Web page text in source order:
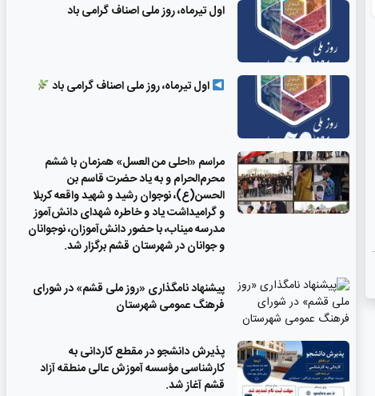
اول تیرماه، روز ملی اصناف گرامی باد
اول تیرماه، روز ملی اصناف گرامی باد
مراسم «احلی من العسل» همزمان با ششم
محرم‌الحرام و به یاد حضرت قاسم بن
الحسن(ع)، نوجوان رشید و شهید واقعه کربلا
و گرامیداشت یاد و خاطره شهدای دانش‌آموز
مدرسه میناب، با حضور دانش‌آموزان، نوجوانان
و جوانان در شهرستان قشم برگزار شد.
پیشنهاد نامگذاری «روز ملی قشم» در شورای
فرهنگ عمومی شهرستان
پذیرش دانشجو در مقطع کاردانی به
کارشناسی مؤسسه آموزش عالی منطقه آزاد
قشم آغاز شد.